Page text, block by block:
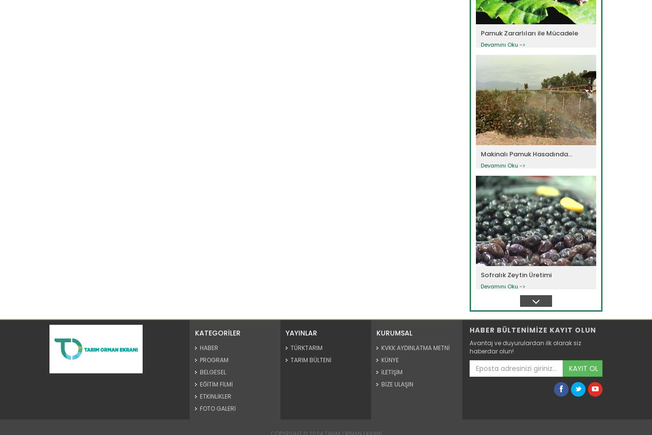
Pamuk Zararlıları ile Mücadele
Devamını Oku ->
Makinalı Pamuk Hasadında...
Devamını Oku ->
Sofralık Zeytin Üretimi
Devamını Oku ->
KATEGORİLER
HABER
PROGRAM
BELGESEL
EĞİTİM FİLMİ
ETKİNLİKLER
FOTO GALERİ
YAYINLAR
TÜRKTARIM
TARIM BÜLTENİ
KURUMSAL
KVKK AYDINLATMA METNİ
KÜNYE
İLETİŞİM
BİZE ULAŞIN
HABER BÜLTENİMİZE KAYIT OLUN
Avantaj ve duyurulardan ilk olarak siz
haberdar olun!
KAYIT OL